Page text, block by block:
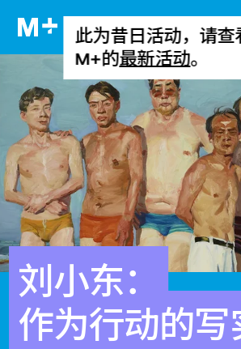
此为昔日活动，请查
M+的最新活动。
刘小东：
作为行动的写